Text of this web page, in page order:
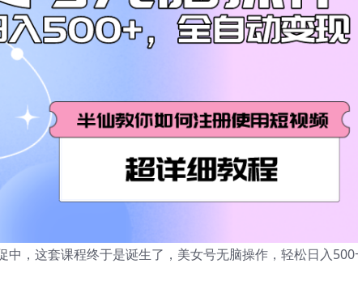
，这套课程终于是诞生了，美女号无脑操作，轻松日入